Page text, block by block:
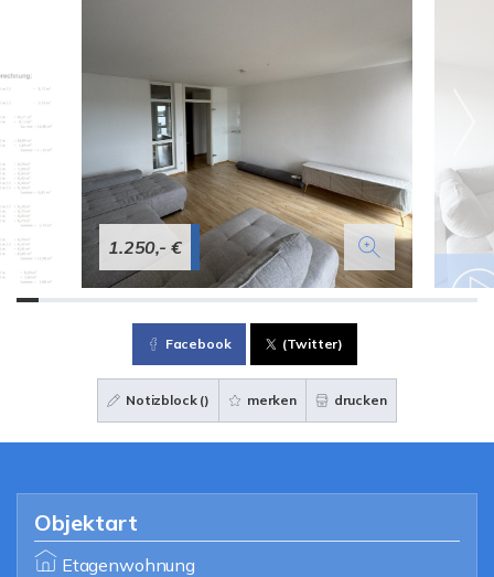
1.250,- €
Facebook (Twitter)
Notizblock () merken drucken
Objektart
Etagenwohnung